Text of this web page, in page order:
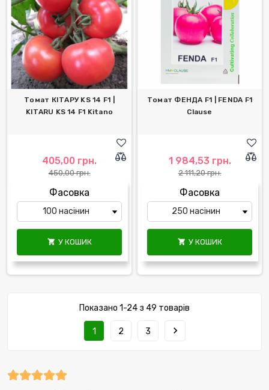
Томат КІТАРУ KS 14 F1 |
KITARU KS 14 F1 Kitano
405,00 грн.
450,00 грн.
Фасовка
 У КОШИК
Томат ФЕНДА F1 | FENDA F1
Clause
1 984,53 грн.
2 111,20 грн.
Фасовка
 У КОШИК
Показано 1-24 з 49 товарів
1 2 3 navigate_next